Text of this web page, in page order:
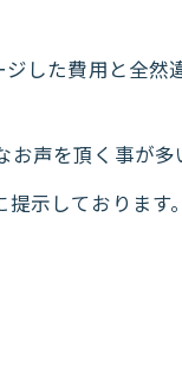
した費用と全然
声を頂く事が多
示しております。